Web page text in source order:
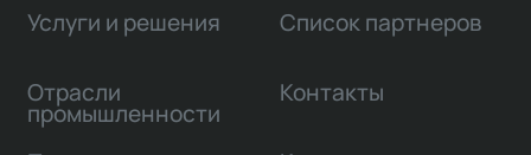
Услуги и решения
Отрасли
промышленности
Список партнеров
Контакты